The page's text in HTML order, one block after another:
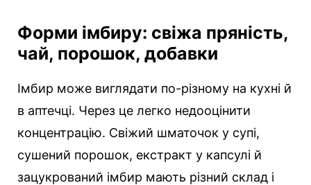
Форми імбиру: свіжа пряність,
чай, порошок, добавки
Імбир може виглядати по-різному на кухні й
в аптечці. Через це легко недооцінити
концентрацію. Свіжий шматочок у супі,
сушений порошок, екстракт у капсулі й
зацукрований імбир мають різний склад і